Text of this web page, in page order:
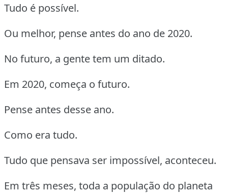
Tudo é possível.
Ou melhor, pense antes do ano de 2020.
No futuro, a gente tem um ditado.
Em 2020, começa o futuro.
Pense antes desse ano.
Como era tudo.
Tudo que pensava ser impossível, aconteceu.
Em três meses, toda a população do planeta